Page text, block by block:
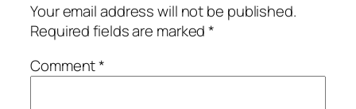
Your email address will not be published.
Required fields are marked*
Comment*